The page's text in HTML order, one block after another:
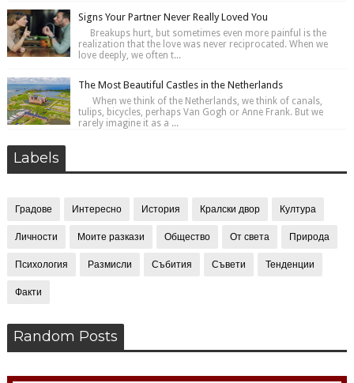
Signs Your Partner Never Really Loved You
Breakups hurt, but sometimes even more painful is the
realization that the love was never reciprocated. When we
love deeply, we often t...
The Most Beautiful Castles in the Netherlands
When we think of the Netherlands, we think of canals,
tulips, bicycles, perhaps Van Gogh or Anne Frank. But we
rarely imagine it as a ...
Labels
Градове Интересно История Кралски двор Култура
Личности Моите разкази Общество От света Природа
Психология Размисли Събития Съвети Тенденции
Факти
Random Posts